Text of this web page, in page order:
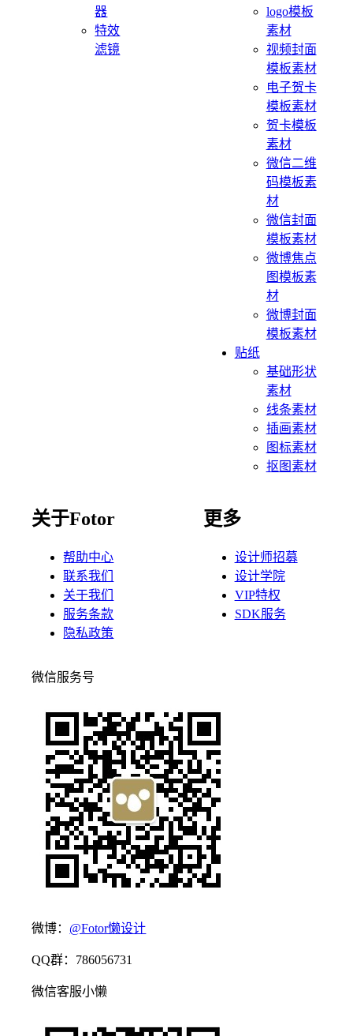
器
特效
滤镜
logo模板
素材
视频封面
模板素材
电子贺卡
模板素材
贺卡模板
素材
微信二维
码模板素
材
微信封面
模板素材
微博焦点
图模板素
材
微博封面
模板素材
贴纸
基础形状
素材
线条素材
插画素材
图标素材
抠图素材
关于Fotor
帮助中心
联系我们
关于我们
服务条款
隐私政策
更多
设计师招募
设计学院
VIP特权
SDK服务
微信服务号
微博： @Fotor懒设计
QQ群：786056731
微信客服小懒